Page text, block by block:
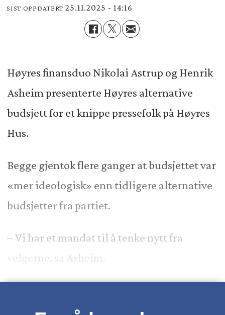
SIST OPPDATERT 25.11.2025 - 14:16
Høyres finansduo Nikolai Astrup og Henrik
Asheim presenterte Høyres alternative
budsjett for et knippe pressefolk på Høyres
Hus.
Begge gjentok flere ganger at budsjettet var
«mer ideologisk» enn tidligere alternative
budsjetter fra partiet.
– Vi har et mandat til å tenke nytt fra
velgerne, sa Asheim.